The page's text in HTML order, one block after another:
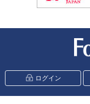
ログイン